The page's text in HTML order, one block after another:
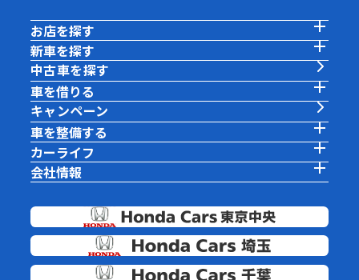
お店を探す
新車を探す
中古車を探す
車を借りる
キャンペーン
車を整備する
カーライフ
会社情報